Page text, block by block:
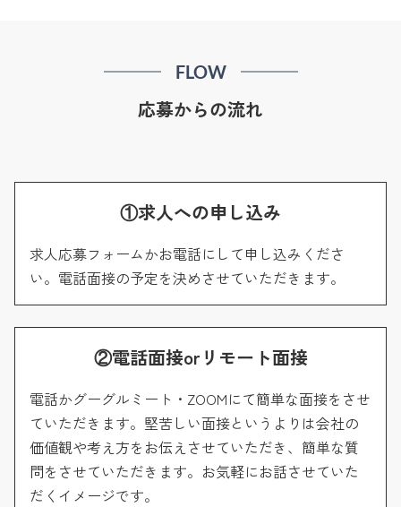
FLOW
応募からの流れ
①求人への申し込み
求人応募フォームかお電話にして申し込みくださ
い。電話面接の予定を決めさせていただきます。
②電話面接orリモート面接
電話かグーグルミート・ZOOMにて簡単な面接をさせ
ていただきます。堅苦しい面接というよりは会社の
価値観や考え方をお伝えさせていただき、簡単な質
問をさせていただきます。お気軽にお話させていた
だくイメージです。